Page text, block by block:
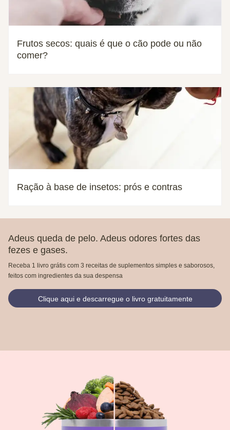
Frutos secos: quais é que o cão pode ou não
comer?
Ração à base de insetos: prós e contras
Adeus queda de pelo. Adeus odores fortes das
fezes e gases.
Receba 1 livro grátis com 3 receitas de suplementos simples e saborosos,
feitos com ingredientes da sua despensa
Clique aqui e descarregue o livro gratuitamente